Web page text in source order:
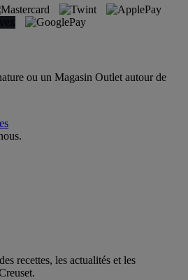
ou un Magasin Outlet autour de
recettes, les actualités et les